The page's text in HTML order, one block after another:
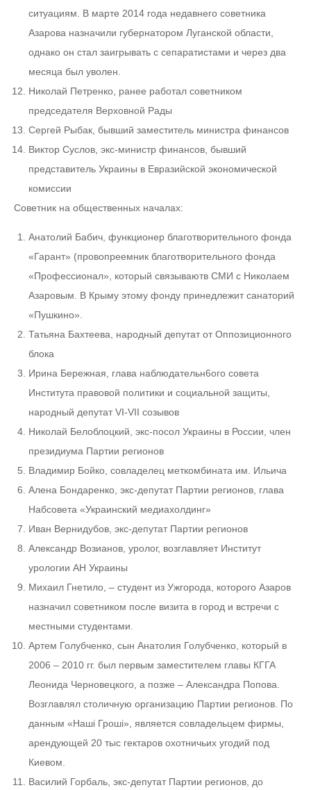
ситуациям. В марте 2014 года недавнего советника
Азарова назначили губернатором Луганской области,
однако он стал заигрывать с сепаратистами и через два
месяца был уволен.
Николай Петренко, ранее работал советником
председателя Верховной Рады
Сергей Рыбак, бывший заместитель министра финансов
Виктор Суслов, экс-министр финансов, бывший
представитель Украины в Евразийской экономической
комиссии
Советник на общественных началах:
Анатолий Бабич, функционер благотворительного фонда
«Гарант» (провопреемник благотворительного фонда
«Профессионал», который связываютв СМИ с Николаем
Азаровым. В Крыму этому фонду принедлежит санаторий
«Пушкино».
Татьяна Бахтеева, народный депутат от Оппозиционного
блока
Ирина Бережная, глава наблюдательн6ого совета
Института правовой политики и социальной защиты,
народный депутат VI-VII созывов
Николай Белоблоцкий, экс-посол Украины в России, член
президиума Партии регионов
Владимир Бойко, совладелец меткомбината им. Ильича
Алена Бондаренко, экс-депутат Партии регионов, глава
Набсовета «Украинский медиахолдинг»
Иван Вернидубов, экс-депутат Партии регионов
Александр Возианов, уролог, возглавляет Институт
урологии АН Украины
Михаил Гнетило, – студент из Ужгорода, которого Азаров
назначил советником после визита в город и встречи с
местными студентами.
Артем Голубченко, сын Анатолия Голубченко, который в
2006 – 2010 гг. был первым заместителем главы КГГА
Леонида Черновецкого, а позже – Александра Попова.
Возглавлял столичную организацию Партии регионов. По
данным «Наші Гроші», является совладельцем фирмы,
арендующей 20 тыс гектаров охотничьих угодий под
Киевом.
Василий Горбаль, экс-депутат Партии регионов, до